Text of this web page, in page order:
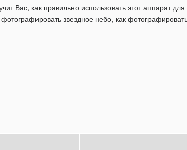
Вас, как правильно использовать этот аппарат
звездное небо, как